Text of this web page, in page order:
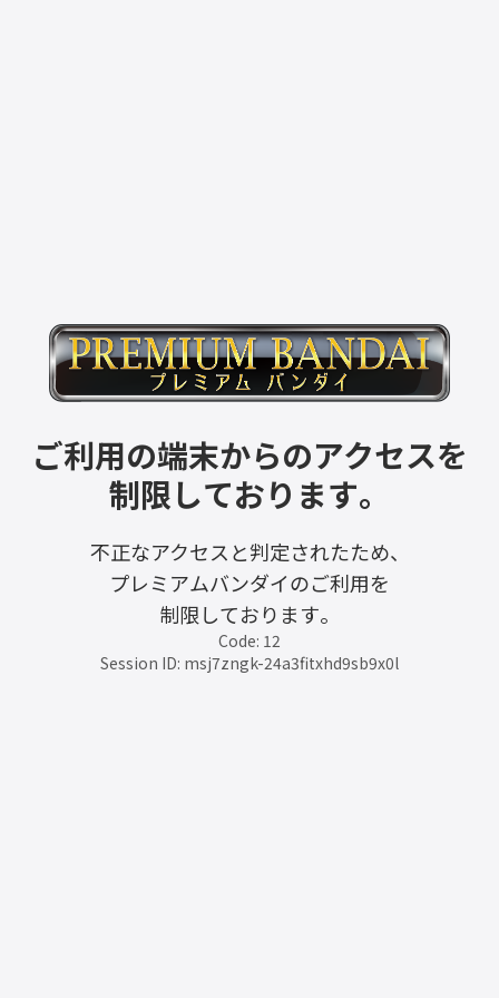
ご利用の端末からのアクセスを
制限しております。
不正なアクセスと判定されたため、
プレミアムバンダイのご利用を
制限しております。
Code: 12
Session ID: msj7zngk-24a3fitxhd9sb9x0l